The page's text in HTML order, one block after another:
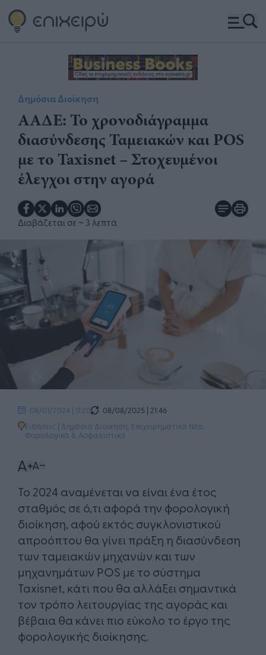
Δημόσια Διοίκηση
ΑΑΔΕ: Το χρονοδιάγραμμα
διασύνδεσης Ταμειακών και POS
με το Taxisnet – Στοχευμένοι
έλεγχοι στην αγορά
Διαβάζεται σε ~ 3 λεπτά
08/01/2024 | 11:20
08/08/2025 | 21:46
Ειδήσεις | Δημόσια Διοίκηση Επιχειρηματικά Νέα
Φορολογικά & Ασφαλιστικά
Το 2024 αναμένεται να είναι ένα έτος
σταθμός σε ό,τι αφορά την φορολογική
διοίκηση, αφού εκτός συγκλονιστικού
απροόπτου θα γίνει πράξη η διασύνδεση
των ταμειακών μηχανών και των
μηχανημάτων POS με το σύστημα
Taxisnet, κάτι που θα αλλάξει σημαντικά
τον τρόπο λειτουργίας της αγοράς και
βέβαια θα κάνει πιο εύκολο το έργο της
φορολογικής διοίκησης.